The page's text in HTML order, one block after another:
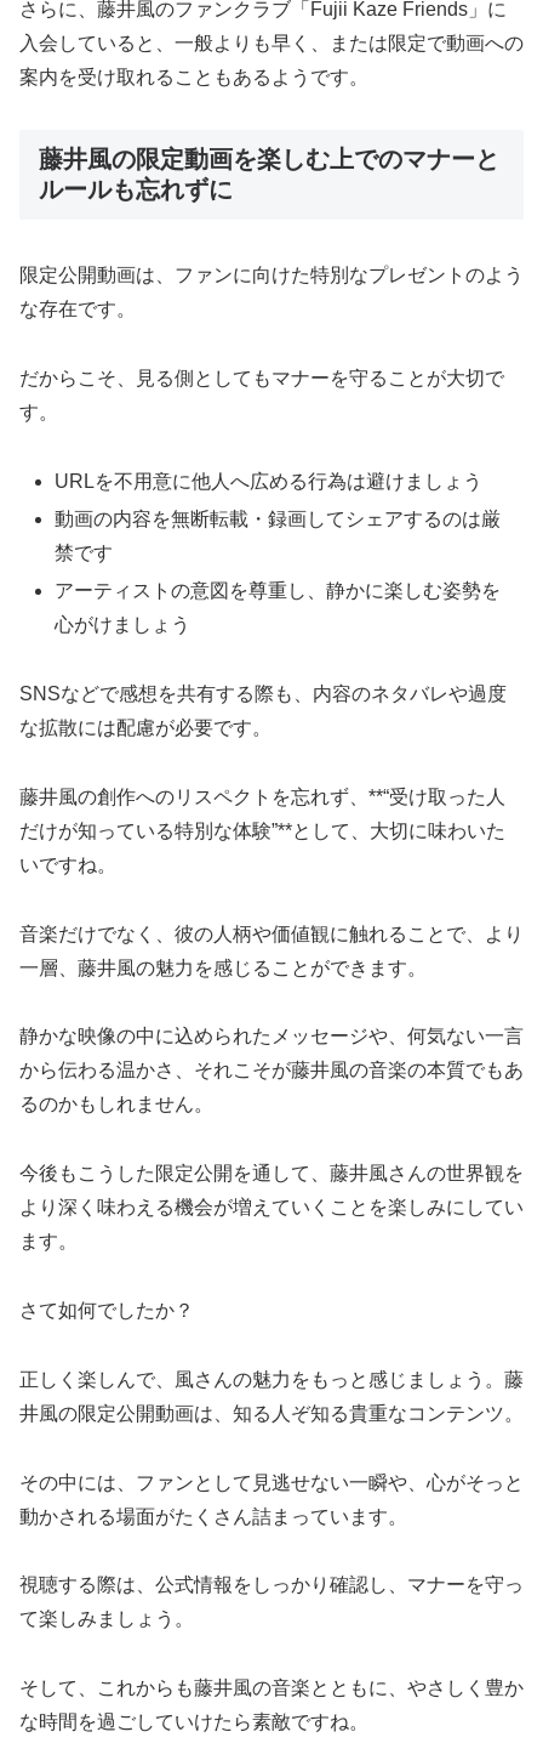
さらに、藤井風のファンクラブ「Fujii Kaze Friends」に
入会していると、一般よりも早く、または限定で動画への
案内を受け取れることもあるようです。
藤井風の限定動画を楽しむ上でのマナーと
ルールも忘れずに
限定公開動画は、ファンに向けた特別なプレゼントのよう
な存在です。
だからこそ、見る側としてもマナーを守ることが大切で
す。
URLを不用意に他人へ広める行為は避けましょう
動画の内容を無断転載・録画してシェアするのは厳
禁です
アーティストの意図を尊重し、静かに楽しむ姿勢を
心がけましょう
SNSなどで感想を共有する際も、内容のネタバレや過度
な拡散には配慮が必要です。
藤井風の創作へのリスペクトを忘れず、**“受け取った人
だけが知っている特別な体験”**として、大切に味わいた
いですね。
音楽だけでなく、彼の人柄や価値観に触れることで、より
一層、藤井風の魅力を感じることができます。
静かな映像の中に込められたメッセージや、何気ない一言
から伝わる温かさ、それこそが藤井風の音楽の本質でもあ
るのかもしれません。
今後もこうした限定公開を通して、藤井風さんの世界観を
より深く味わえる機会が増えていくことを楽しみにしてい
ます。
さて如何でしたか？
正しく楽しんで、風さんの魅力をもっと感じましょう。藤
井風の限定公開動画は、知る人ぞ知る貴重なコンテンツ。
その中には、ファンとして見逃せない一瞬や、心がそっと
動かされる場面がたくさん詰まっています。
視聴する際は、公式情報をしっかり確認し、マナーを守っ
て楽しみましょう。
そして、これからも藤井風の音楽とともに、やさしく豊か
な時間を過ごしていけたら素敵ですね。